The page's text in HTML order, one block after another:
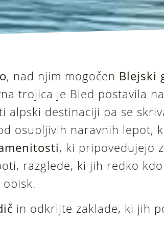
, nad njim mogočen Blejski
trojica je Bled postavila na
alpski destinaciji pa se
osupljivih naravnih lepot,
, ki pripovedujejo
razglede, ki jih redko
in odkrijte zaklade, ki jih